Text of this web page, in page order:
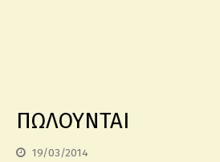
ΠΩΛΟΥΝΤΑΙ
19/03/2014